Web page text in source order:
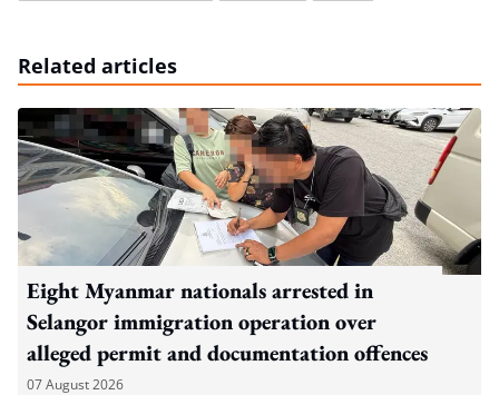
Related articles
Eight Myanmar nationals arrested in
Selangor immigration operation over
alleged permit and documentation offences
07 August 2026